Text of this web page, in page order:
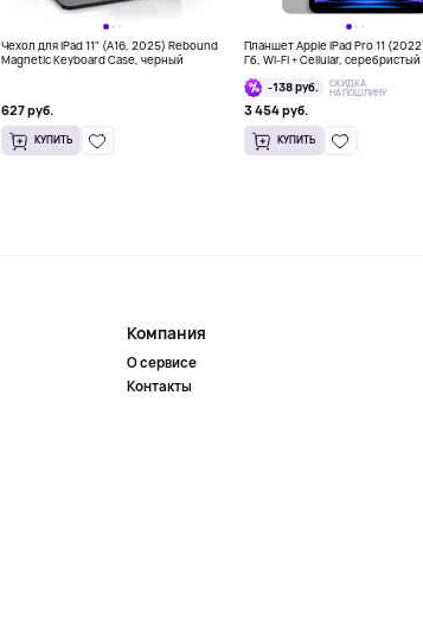
Чехол для iPad 11" (A16, 2025) Rebound
Magnetic Keyboard Case, черный
627 руб.
КУПИТЬ
Планшет Apple iPad Pro 11
Гб, Wi-Fi + Cellular, серебристый
-138 руб.
СКИДКА
НА ПОШЛИНУ
3 454 руб.
КУПИТЬ
Компания
О сервисе
Контакты